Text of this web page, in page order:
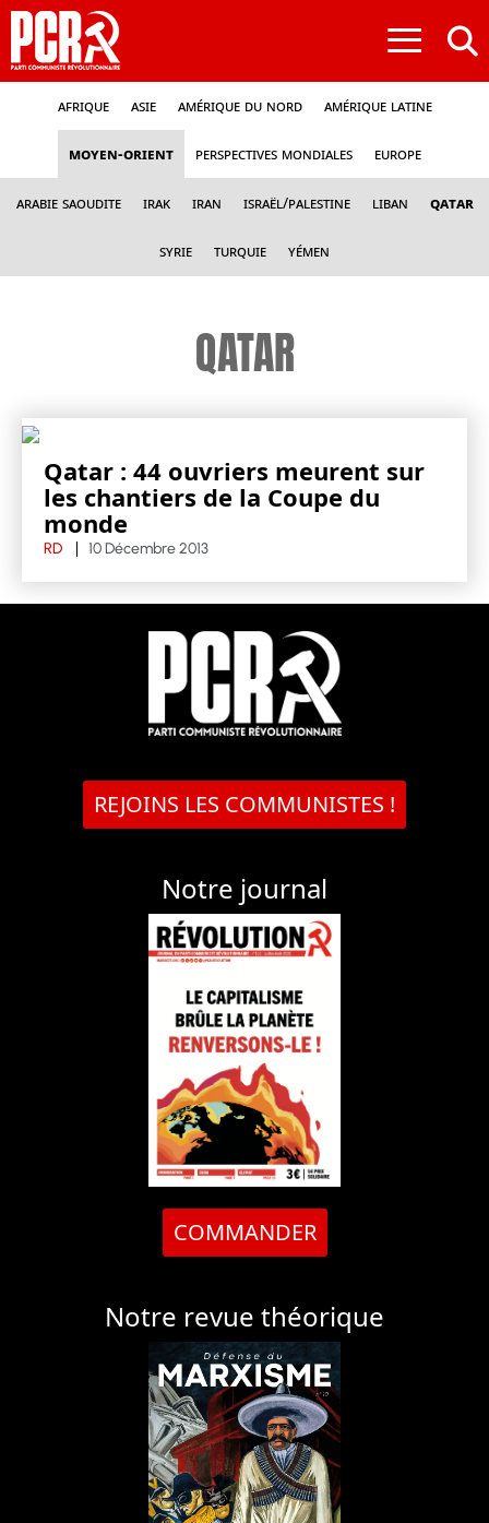
≡
Afrique Asie Amérique du nord Amérique latine
Moyen-Orient Perspectives mondiales Europe
Arabie Saoudite Irak Iran Israël/Palestine Liban Qatar
Syrie Turquie Yémen
QATAR
Qatar : 44 ouvriers meurent sur
les chantiers de la Coupe du
monde
RD 10 Décembre 2013
REJOINS LES COMMUNISTES !
Notre journal
COMMANDER
Notre revue théorique